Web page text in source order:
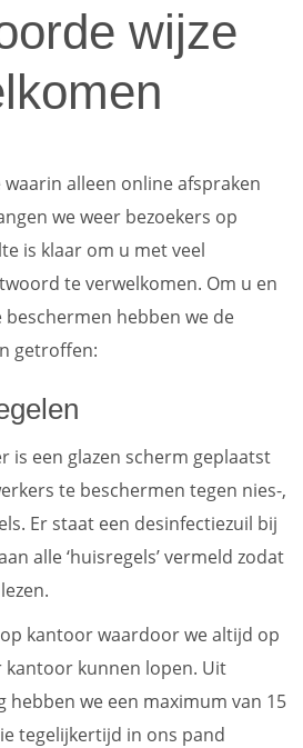
wijze
alleen online afspraken
we weer bezoekers op
is klaar om u met veel
te verwelkomen. Om u en
hebben we de
getroffen:
is een glazen scherm geplaatst
te beschermen tegen nies-,
Er staat een desinfectiezuil bij
alle ‘huisregels’ vermeld zodat
kantoor waardoor we altijd op
kantoor kunnen lopen. Uit
hebben we een maximum van 15
tegelijkertijd in ons pand